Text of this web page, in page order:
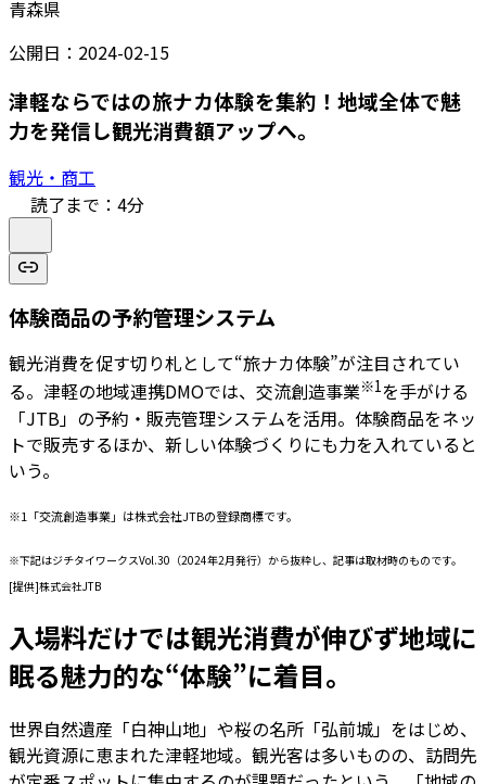
青森県
公開日： 2024-02-15
津軽ならではの旅ナカ体験を集約！地域全体で魅
力を発信し観光消費額アップへ。
観光・商工
読了まで： 4分
体験商品の予約管理システム
観光消費を促す切り札として“旅ナカ体験”が注目されてい
る。津軽の地域連携DMOでは、交流創造事業※1を手がける
「JTB」の予約・販売管理システムを活用。体験商品をネッ
トで販売するほか、新しい体験づくりにも力を入れていると
いう。
※1「交流創造事業」は株式会社JTBの登録商標です。
※下記はジチタイワークスVol.30（2024年2月発行）から抜粋し、記事は取材時のものです。
[提供]株式会社JTB
入場料だけでは観光消費が伸びず地域に
眠る魅力的な“体験”に着目。
世界自然遺産「白神山地」や桜の名所「弘前城」をはじめ、
観光資源に恵まれた津軽地域。観光客は多いものの、訪問先